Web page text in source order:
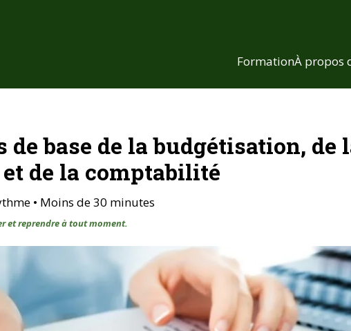
FormationÀ propos
de base de la budgétisation, de
de la comptabilité
• Moins de 30 minutes
et reprendre à tout moment.